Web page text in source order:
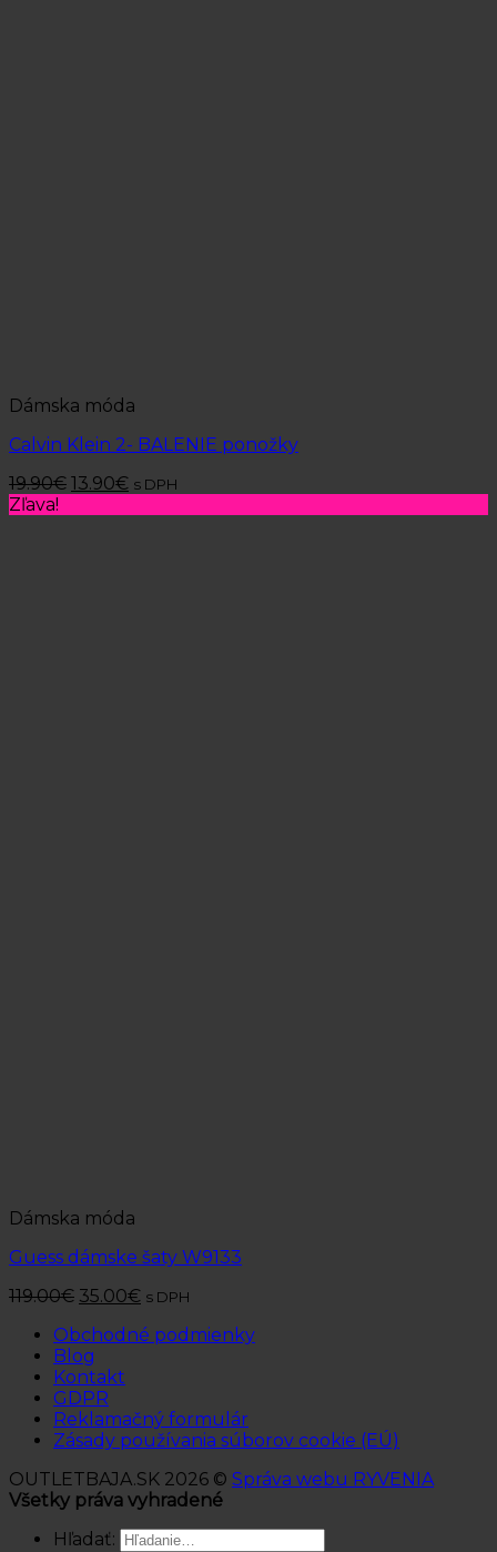
Dámska móda
Calvin Klein 2- BALENIE ponožky
19.90€ 13.90€ s DPH
Zľava!
Dámska móda
Guess dámske šaty W9133
119.00€ 35.00€ s DPH
Obchodné podmienky
Blog
Kontakt
GDPR
Reklamačný formulár
Zásady používania súborov cookie (EÚ)
OUTLETBAJA.SK 2026 © Správa webu RYVENIA
Všetky práva vyhradené
Hľadať: